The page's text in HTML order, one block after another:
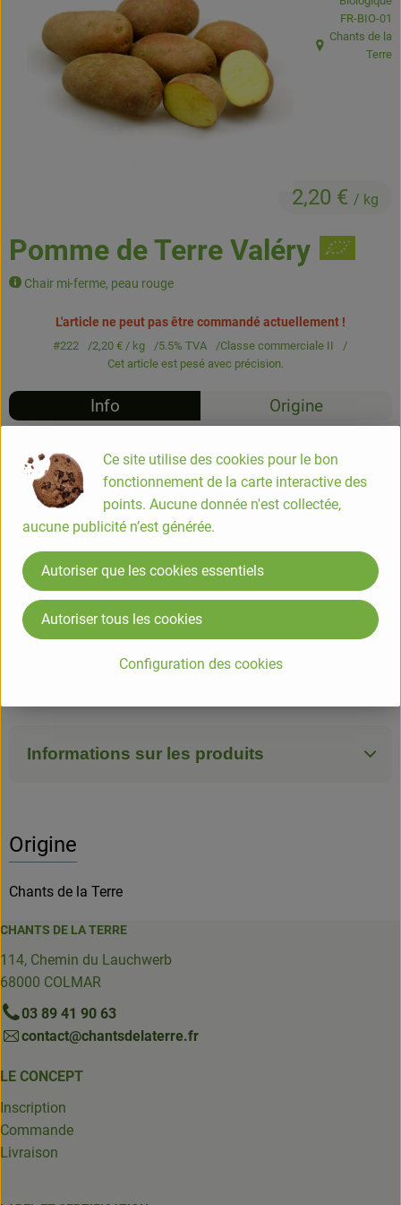
Boissons
Accessoires et divers
Cosmétique et hygiène
Pomme de Terre Valéry
Chair mi-ferme, peau rouge
2,20 € / kg
, Autorité
FR-BIO-01
, Origine:
Chants de la
Terre
L'article ne peut pas être commandé actuellement !
#222 2,20 €/ kg 5.5% TVA
Classe commerciale II
Cet article est pesé avec précision.
Info Origine
Info
La pomme de terre Désirée est une variété de précocité
moyenne à demi-tardive, productive. Rustique, donnant de
gros tubercules à peau rouge et chair jaune, de bonne
conservation.
La variété Désirée a une chair qui ne tient pas bien à la
purée ou des potages. Sa chair est farineuse, légèrement
Informations sur les produits
Origine
Chants de la Terre
CHANTS DE LA TERRE
114, Chemin du Lauchwerb
68000 COLMAR
03 89 41 90 63
contact@chantsdelaterre.fr
LE CONCEPT
Inscription
Commande
Livraison
Ce site utilise des cookies pour le bon
fonctionnement de la carte interactive des
points. Aucune donnée n'est collectée,
aucune publicité n’est générée.
Configuration des cookies
Autoriser que les cookies essentiels
Autoriser tous les cookies